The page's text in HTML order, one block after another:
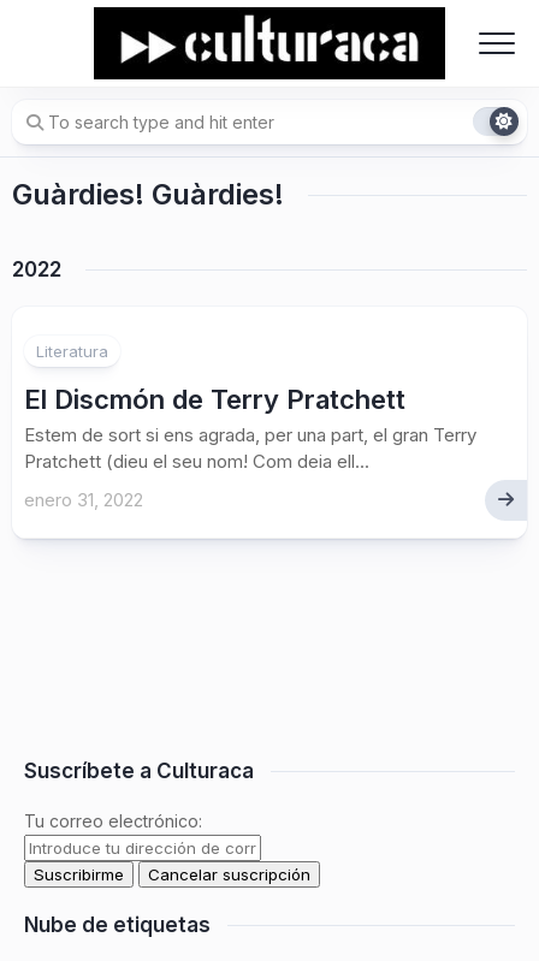
Guàrdies! Guàrdies!
2022
Literatura
El Discmón de Terry Pratchett
Estem de sort si ens agrada, per una part, el gran Terry
Pratchett (dieu el seu nom! Com deia ell...
enero 31, 2022
Suscríbete a Culturaca
Tu correo electrónico:
Nube de etiquetas